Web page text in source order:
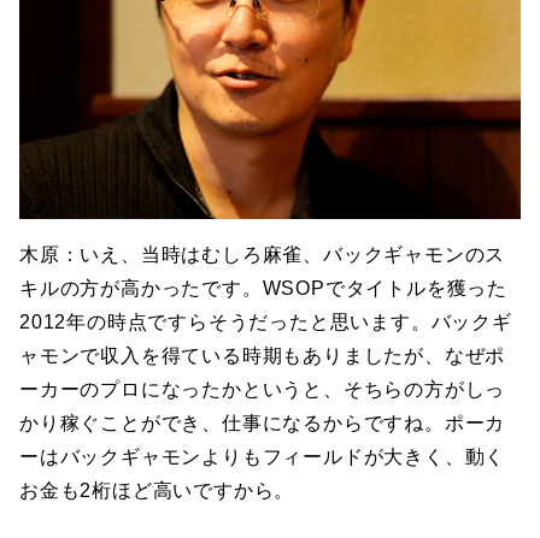
木原：いえ、当時はむしろ麻雀、バックギャモンのス
キルの方が高かったです。WSOPでタイトルを獲った
2012年の時点ですらそうだったと思います。バックギ
ャモンで収入を得ている時期もありましたが、なぜポ
ーカーのプロになったかというと、そちらの方がしっ
かり稼ぐことができ、仕事になるからですね。ポーカ
ーはバックギャモンよりもフィールドが大きく、動く
お金も2桁ほど高いですから。